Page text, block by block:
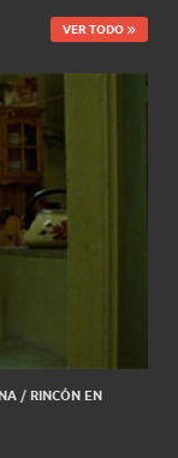
VER TODO
/ RINCÓN EN